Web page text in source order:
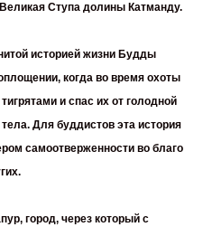
Ступа долины Катманду.
историей жизни Будды
когда во время охоты
и спас их от голодной
Для буддистов эта история
самоотверженности во благо
, город, через который с